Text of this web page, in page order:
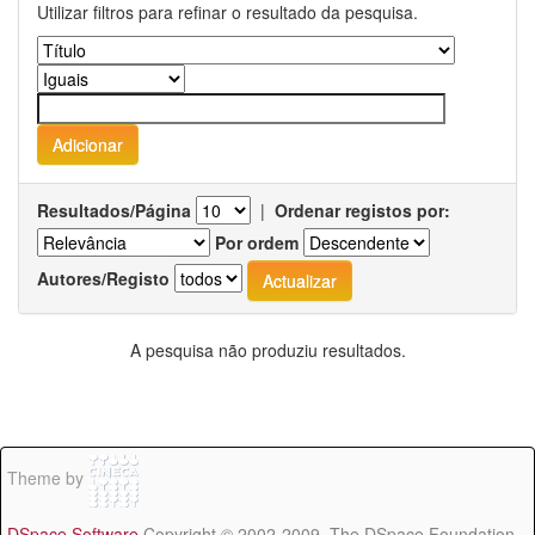
Utilizar filtros para refinar o resultado da pesquisa.
Resultados/Página | Ordenar registos por:
Por ordem
Autores/Registo
A pesquisa não produziu resultados.
Theme by